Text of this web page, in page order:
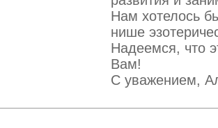
Нам хотелось
нише
Надеемся, что
Вам!
С уважением,